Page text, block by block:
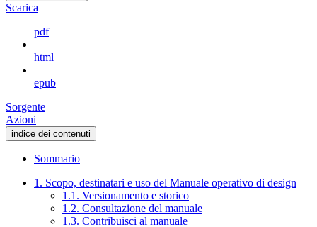
Scarica
pdf
html
epub
Sorgente
Azioni
indice dei contenuti
Sommario
1. Scopo, destinatari e uso del Manuale operativo di design
1.1. Versionamento e storico
1.2. Consultazione del manuale
1.3. Contribuisci al manuale